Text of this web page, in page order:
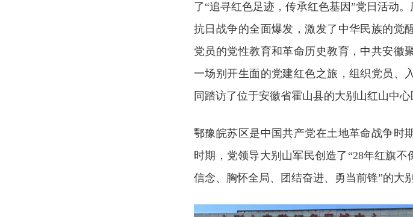
了“追寻红色足迹，传承红色基因”党日活动
抗日战争的全面爆发，激发了中华民族的觉
党员的党性教育和革命历史教育，中共安徽
一场别开生面的党建红色之旅，组织党员、
同踏访了位于安徽省霍山县的大别山红山中心
鄂豫皖苏区是中国共产党在土地革命战争时
时期，党领导大别山军民创造了“28年红旗
信念、胸怀全局、团结奋进、勇当前锋”的大